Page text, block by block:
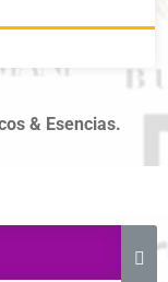
& Esencias.